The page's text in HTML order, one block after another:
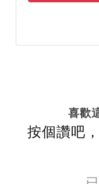
喜歡
按個讚吧